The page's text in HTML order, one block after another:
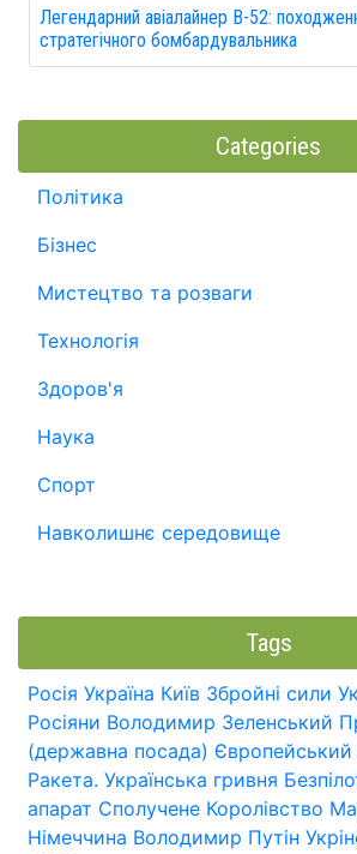
Легендарний авіалайнер B-52:
стратегічного бомбардувальника
Categories
Політика
Бізнес
Мистецтво та розваги
Технологія
Здоров'я
Наука
Спорт
Навколишнє середовище
Tags
Росія Україна Київ Збройні сили
Росіяни Володимир Зеленський
(державна посада)
Ракета. Українська гривня
апарат Сполучене Королівство
Німеччина Володимир Путін